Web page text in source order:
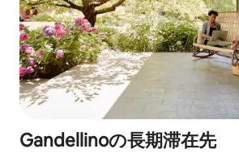
Gandellinoの長期滞在先